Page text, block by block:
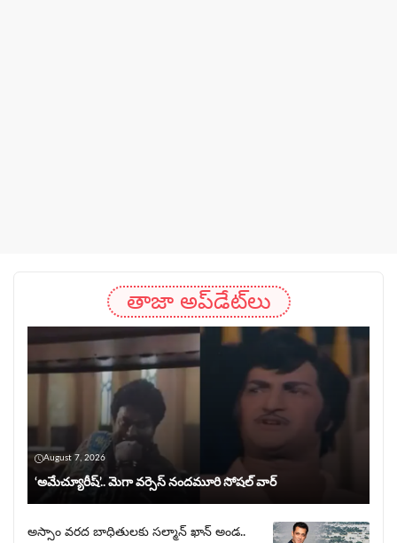
తాజా అప్‌డేట్‌లు
August 7, 2026
‘అమేచ్యూరీష్’.. మెగా వర్సెస్ నందమూరి సోషల్ వార్
అస్సాం వరద బాధితులకు సల్మాన్ ఖాన్ అండ..